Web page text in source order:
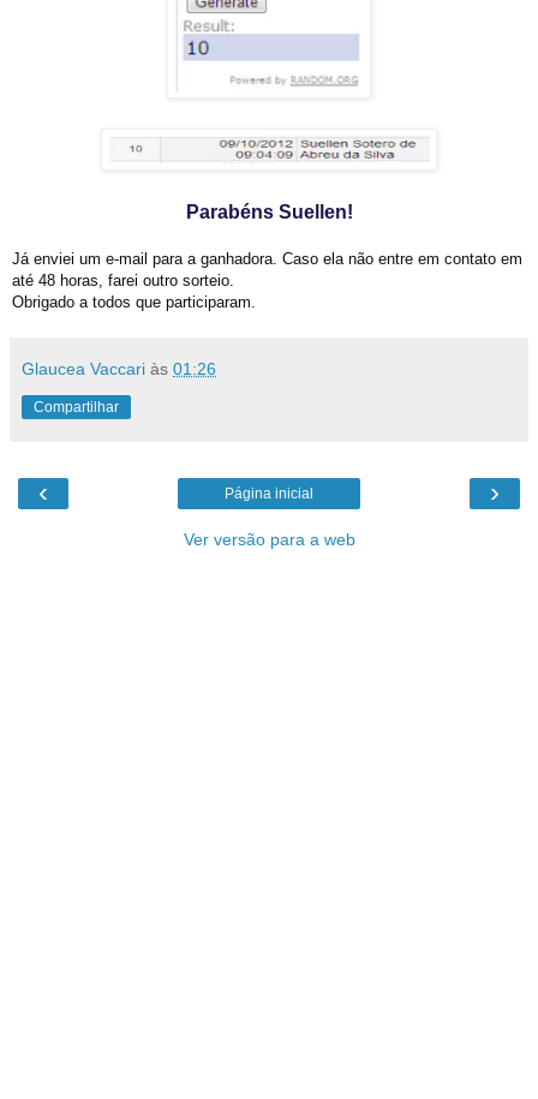
Parabéns Suellen!
Já enviei um e-mail para a ganhadora. Caso ela não entre em contato em
até 48 horas, farei outro sorteio.
Obrigado a todos que participaram.
Glaucea Vaccari às 01:26
Compartilhar
‹ ›
Página inicial
Ver versão para a web